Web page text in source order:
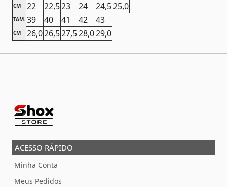
CM 22 22,523 24 24,525,0
TAM. 39 40 41 42 43
CM 26,026,527,528,029,0
ACESSO RÁPIDO
Minha Conta
Meus Pedidos